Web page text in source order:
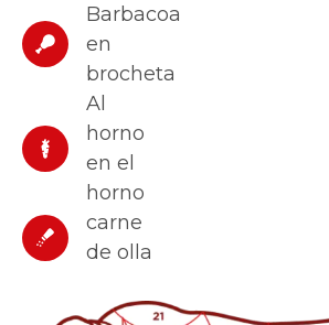
Barbacoa
en
brocheta
Al
horno
en el
horno
carne
de olla